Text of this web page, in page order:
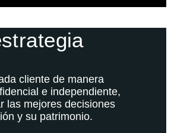
cliente de manera
e independiente,
las mejores decisiones
y su patrimonio.